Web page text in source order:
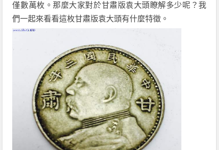
僅數萬枚。那麼大家對於甘肅版袁大頭瞭解多少呢？我
們一起來看看這枚甘肅版袁大頭有什麼特徵。